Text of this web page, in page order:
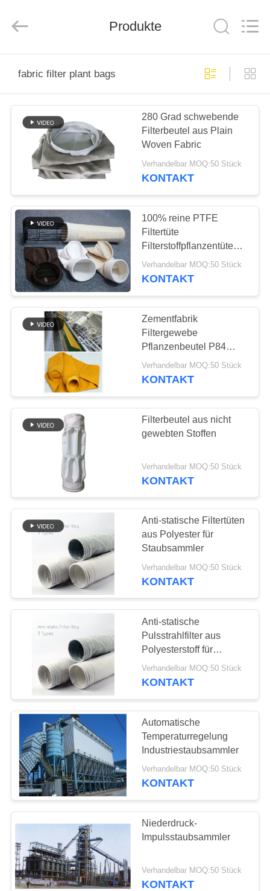
PRODUKTE
ÜBER
UNS
FABRIK-
AUSFLUG
QUALITÄTSKONTROLLE
TRETEN
SIE
MIT
VERBINDUNG
NACHRICHTEN
FORDERN
SIE EIN
ZITAT
SITEMAP
DATENSCHUTZRICHTLINIE
Co.,Ltd..
Produkte
fabric filter plant bags
280 Grad schwebende
Filterbeutel aus Plain
Woven Fabric
Verhandelbar MOQ:50 Stück
KONTAKT
100% reine PTFE
Filtertüte
Filterstoffpflanzentüten
1000mm~8000mm
Länge
Verhandelbar MOQ:50 Stück
KONTAKT
Zementfabrik
Filtergewebe
Pflanzenbeutel P84
Filtergewebe Material
Maximale Flexibilität
Verhandelbar MOQ:50 Stück
KONTAKT
Filterbeutel aus nicht
gewebten Stoffen
Verhandelbar MOQ:50 Stück
KONTAKT
Anti-statische Filtertüten
aus Polyester für
Staubsammler
Verhandelbar MOQ:50 Stück
KONTAKT
Anti-statische
Pulsstrahlfilter aus
Polyesterstoff für
Staubsammler
Verhandelbar MOQ:50 Stück
KONTAKT
Automatische
Temperaturregelung
Industriestaubsammler
Verhandelbar MOQ:50 Stück
KONTAKT
Niederdruck-
Impulsstaubsammler
Verhandelbar MOQ:50 Stück
KONTAKT